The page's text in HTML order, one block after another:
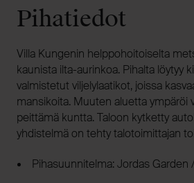
Pihatiedot
Villa Kungenin helppohoitoiselta
kaunista ilta-aurinkoa. Pihalta löytyy
valmistetut viljelylaatikot, joissa
mansikoita. Muuten aluetta ympäröi
peittämä kuntta. Taloon kytketty
yhdistelmä on tehty talotoimittajan
Pihasuunnitelma: Jordas Garden